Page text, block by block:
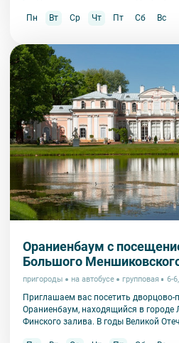
Пн
Вт Ср Чт Пт Сб Вс
Ораниенбаум с
Большого
пригороды на автобусе групповая 6-
Приглашаем вас посетить
Ораниенбаум, находящийся в
Финского залива. В годы Великой